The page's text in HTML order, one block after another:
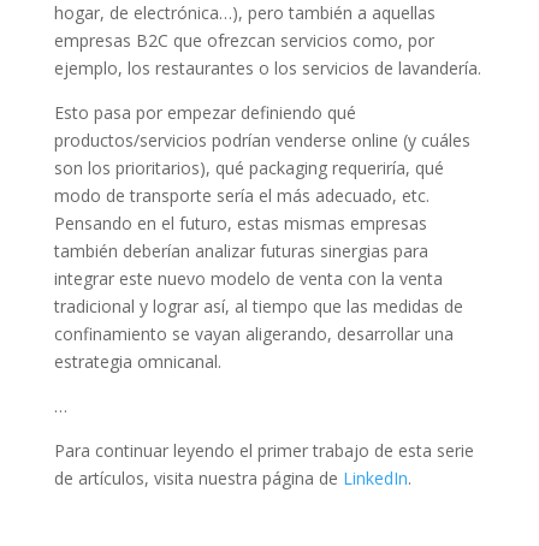
hogar, de electrónica…), pero también a aquellas
empresas B2C que ofrezcan servicios como, por
ejemplo, los restaurantes o los servicios de lavandería.
Esto pasa por empezar definiendo qué
productos/servicios podrían venderse online (y cuáles
son los prioritarios), qué packaging requeriría, qué
modo de transporte sería el más adecuado, etc.
Pensando en el futuro, estas mismas empresas
también deberían analizar futuras sinergias para
integrar este nuevo modelo de venta con la venta
tradicional y lograr así, al tiempo que las medidas de
confinamiento se vayan aligerando, desarrollar una
estrategia omnicanal.
…
Para continuar leyendo el primer trabajo de esta serie
de artículos, visita nuestra página de LinkedIn.